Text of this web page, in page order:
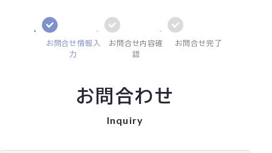
お問合せ情報入
力
お問合せ内容確
認
お問合せ完了
お問合わせ
Inquiry